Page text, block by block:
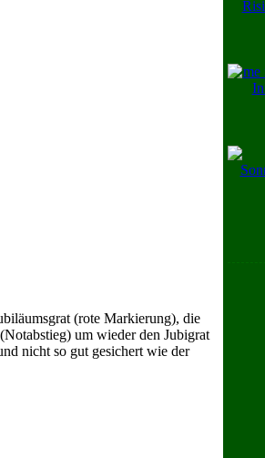
(rote Markierung), die
um wieder den Jubigrat
nicht so gut gesichert wie der